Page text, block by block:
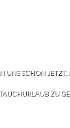
UNS SCHON
ZU